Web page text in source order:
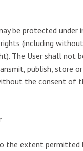
be protected under
(including
The User shall not
publish, store
the consent of
the extent permitted